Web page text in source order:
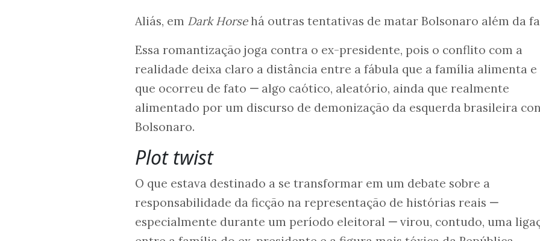
Aliás, em Dark Horsehá outras tentativas de matar Bolsonaro além da
Essa romantização joga contra o ex-presidente, pois o conflito com a
realidade deixa claro a distância entre a fábula que a família alimenta e
que ocorreu de fato — algo caótico, aleatório, ainda que realmente
alimentado por um discurso de demonização da esquerda brasileira
Bolsonaro.
Plot twist
O que estava destinado a se transformar em um debate sobre a
responsabilidade da ficção na representação de histórias reais —
especialmente durante um período eleitoral — virou, contudo, uma